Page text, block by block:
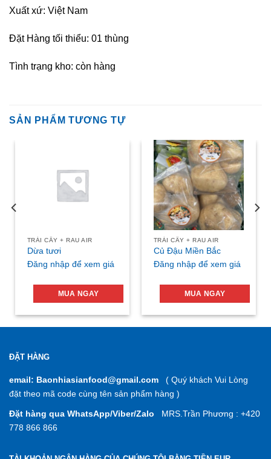
Xuất xứ: Việt Nam
Đặt Hàng tối thiểu: 01 thùng
Tình trạng kho: còn hàng
SẢN PHẨM TƯƠNG TỰ
TRÁI CÂY + RAU AIR
Dừa tươi
Đăng nhập để xem giá
MUA NGAY
TRÁI CÂY + RAU AIR
Củ Đậu Miền Bắc
Đăng nhập để xem giá
MUA NGAY
ĐẶT HÀNG
email: Baonhiasianfood@gmail.com ( Quý khách Vui Lòng
đặt theo mã code cùng tên sản phẩm hàng )
Đặt hàng qua WhatsApp/Viber/Zalo MRS.Trần Phương : +420
778 866 866